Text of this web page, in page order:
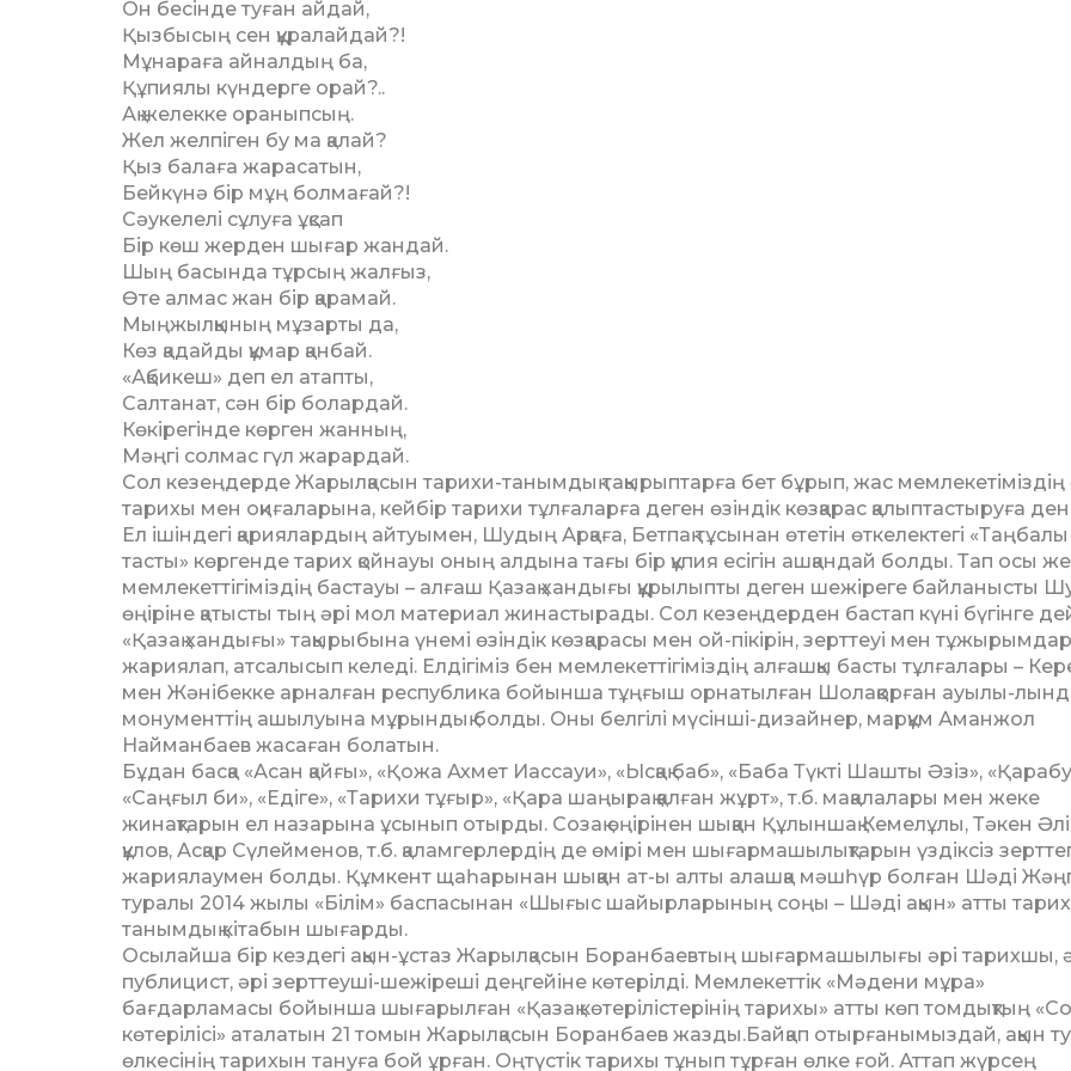
Он бесінде туған айдай,
Қызбысың сен құралайдай?!
Мұнараға айналдың ба,
Құпиялы күндерге орай?..
Ақ желекке ораныпсың.
Жел желпіген бу ма қалай?
Қыз балаға жарасатын,
Бейкүнә бір мұң болмағай?!
Сәукелелі сұлуға ұқсап
Бір көш жерден шығар жандай.
Шың басында тұрсың жалғыз,
Өте алмас жан бір қарамай.
Мыңжылқының мұзарты да,
Көз қадайды құмар қанбай.
«Ақбикеш» деп ел атапты,
Салтанат, сән бір болардай.
Көкірегінде көрген жанның,
Мәңгі солмас гүл жарардай.
Сол кезеңдерде Жарылқасын тарихи-танымдық тақырыптарға бет бұрып, жас мемлекетіміздің
тарихы мен оқиғаларына, кей­бір тарихи тұлғаларға деген өзіндік көз­қарас қалыптастыруға
Ел ішіндегі қариялардың айтуымен, Шудың Арқаға, Бетпақ тұсынан өтетін өткелектегі
тасты» көргенде тарих қойнауы оның алдына тағы бір құпия есігін ашқандай болды. Тап осы
мемлекеттігіміздің бастауы – алғаш Қазақ хандығы құрылыпты деген шежіреге байланысты
өңіріне қатысты тың әрі мол материал жинастырады. Сол кезеңдерден бастап күні бүгінге
«Қазақ хандығы» тақырыбына үнемі өзіндік көзқара­сы мен ой-пікірін, зерттеуі мен
жариялап, атсалысып келеді. Елдігіміз бен мем­лекет­тігіміздің алғашқы басты тұлғалары –
мен Жәнібекке арналған республика бойынша тұңғыш орнатылған Шолаққорған ауылы-
монументтің ашылуына мұрындық болды. Оны белгілі мүсінші-дизайнер, марқұм Аманжол
Найманбаев жасаған болатын.
Бұдан басқа «Асан қайғы», «Қо­жа Ахмет Иассауи», «Ысқақ баб», «Баба Түкті Шашты Әзіз»,
«Саңғыл би», «Едіге», «Тарихи тұғыр», «Қара шаңырақ қалған жұрт», т.б. мақалалары мен жеке
жинақтарын ел назарына ұсынып отырды. Созақ өңірінен шыққан Құлыншақ Кемелұлы, Тәкен
құлов, Асқар Сүлейменов, т.б. қа­ламгерлердің де өмірі мен шығар­ма­шылықтарын үздіксіз
жариялаумен болды. Құмкент щаһарынан шыққан ат-ы алты ал­аш­қа мәшһүр болған Шәді
туралы 2014 жылы «Білім» баспасынан «Шығыс шайырлары­ның соңы – Шәді ақын» атты
таным­дық кітабын шығарды.
Осылайша бір кездегі ақын-ұстаз Жарылқасын Боранбаевтың шығармашылығы әрі тарихшы,
публицист, әрі зерттеуші-шежіреші деңгейіне көтерілді. Мемлекеттік «Мәдени мұра»
бағдарламасы бойынша шығарылған «Қазақ кө­те­рі­ліс­­терінің тарихы» атты көп том­дық­­тың
көтерілісі» ата­ла­тын 21 томын Жарылқасын Бо­­ран­баев жазды.Байқап отыр­ғанымыздай, ақ­ын
өлкесінің тарихын тануға бой ұрған. Оңтүстік тарихы тұнып тұрған өлке ғой. Аттап жүр­сең